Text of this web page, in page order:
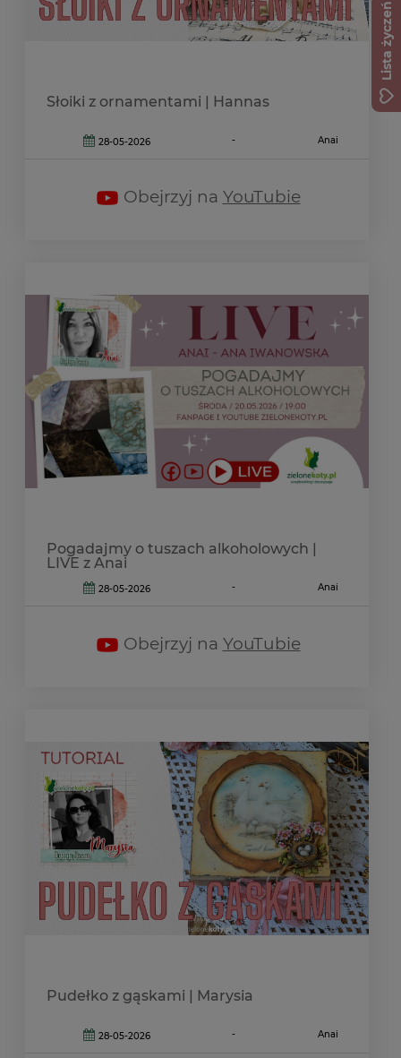
Słoiki z ornamentami | Hannas
28-05-2026 - Anai
Obejrzyj na YouTubie
Pogadajmy o tuszach alkoholowych |
LIVE z Anai
28-05-2026 - Anai
Obejrzyj na YouTubie
Pudełko z gąskami | Marysia
28-05-2026 - Anai
Lista życzeń